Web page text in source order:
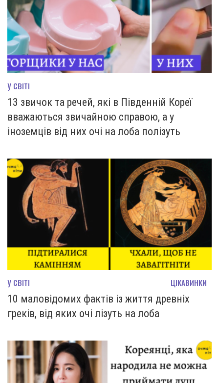
У СВІТІ
13 звичок та речей, які в Південній Кореї
вважаються звичайною справою, а у
іноземців від них очі на лоба полізуть
У СВІТІ ЦІКАВИНКИ
10 маловідомих фактів із життя древніх
греків, від яких очі лізуть на лоба